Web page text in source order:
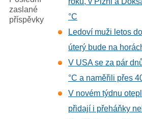
zaslané
příspěvky
°C
Ledoví muži letos
úterý bude na
V USA se za pár
°C a naměřili přes
V novém týdnu
přidají i přeháňky